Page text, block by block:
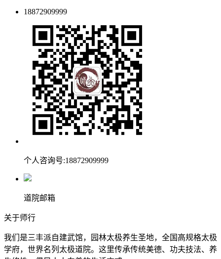
18872909999
个人咨询号:18872909999
道院邮箱
关于师行
我们是三丰派自建武馆，园林太极养生圣地，全国高规格太极
学府，世界名列太极道院。这里传承传统美德、功夫技法、养